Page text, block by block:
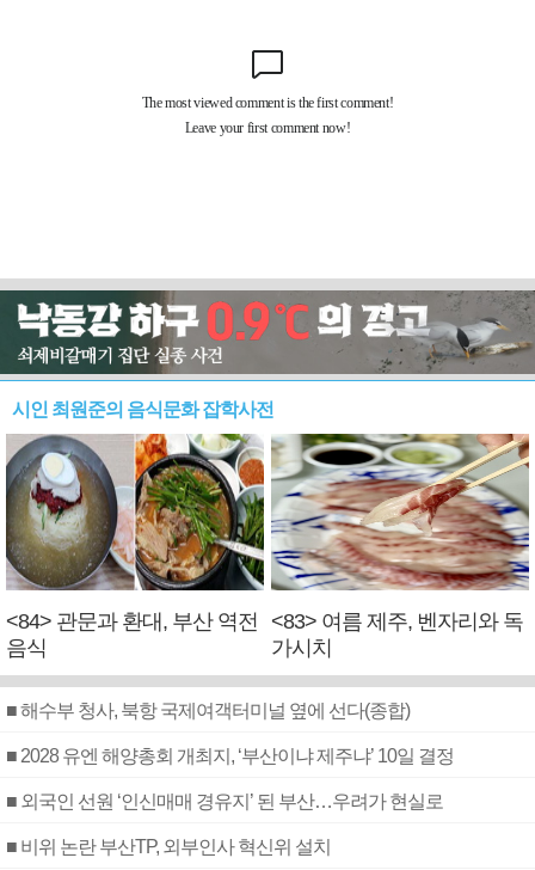
시인 최원준의 음식문화 잡학사전
<84> 관문과 환대, 부산 역전
음식
<83> 여름 제주, 벤자리와 독
가시치
■ 해수부 청사, 북항 국제여객터미널 옆에 선다(종합)
■ 2028 유엔 해양총회 개최지, ‘부산이냐 제주냐’ 10일 결정
■ 외국인 선원 ‘인신매매 경유지’ 된 부산…우려가 현실로
■ 비위 논란 부산TP, 외부인사 혁신위 설치